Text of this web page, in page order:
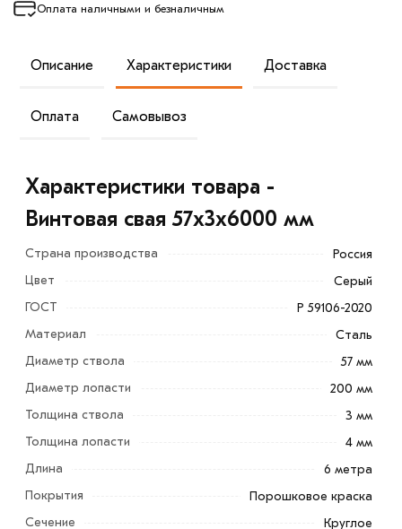
Оплата наличными и безналичным
Описание Характеристики Доставка
Оплата Самовывоз
Винтовая свая 57х3х6000 мм применяется в основном в
лёгком строительстве и монтаже различных
Характеристики товара -
Винтовая свая 57х3х6000 мм
Страна производства
Россия
Цвет
Серый
ГОСТ
Р 59106-2020
Материал
Сталь
Диаметр ствола
57 мм
Диаметр лопасти
200 мм
Толщина ствола
3 мм
Толщина лопасти
4 мм
Длина
6 метра
Покрытия
Порошковое краска
Сечение
Круглое